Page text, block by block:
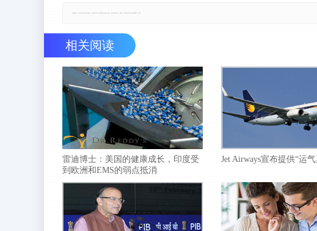
相关阅读
雷迪博士：美国的健康成长，印度受
到欧洲和EMS的弱点抵消
Jet Airways宣布提供“运